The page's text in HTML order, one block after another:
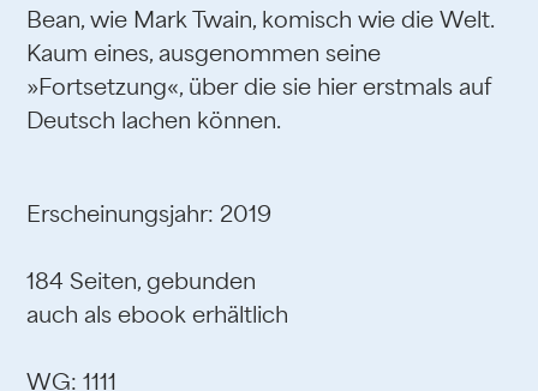
Bean, wie Mark Twain, komisch wie die Welt.
Kaum eines, ausgenommen seine
»Fortsetzung«, über die sie hier erstmals auf
Deutsch lachen können.
Erscheinungsjahr: 2019
184 Seiten, gebunden
auch als ebook erhältlich
WG: 1111